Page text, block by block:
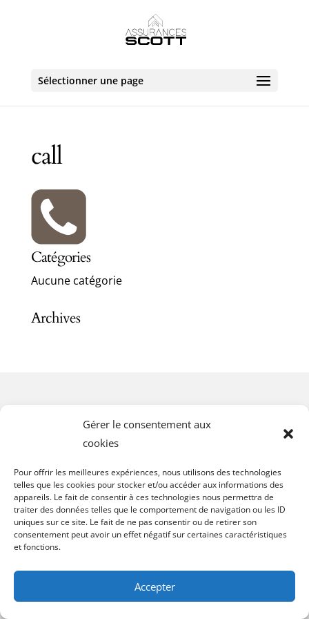
Gérer le consentement aux
cookies
Pour offrir les meilleures expériences, nous utilisons des technologies
telles que les cookies pour stocker et/ou accéder aux informations des
appareils. Le fait de consentir à ces technologies nous permettra de
traiter des données telles que le comportement de navigation ou les ID
uniques sur ce site. Le fait de ne pas consentir ou de retirer son
consentement peut avoir un effet négatif sur certaines caractéristiques
et fonctions.
Accepter
Sélectionner une page
call
Catégories
Aucune catégorie
Archives